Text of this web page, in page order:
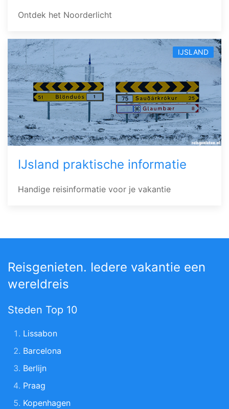
Ontdek het Noorderlicht
IJSLAND
IJsland praktische informatie
Handige reisinformatie voor je vakantie
Reisgenieten. Iedere vakantie een
wereldreis
Steden Top 10
Lissabon
Barcelona
Berlijn
Praag
Kopenhagen